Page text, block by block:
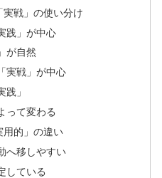
戦」の使い分け
践」が中心
が自然
実戦」が中心
」
って変わる
用的」の違い
へ移しやすい
している